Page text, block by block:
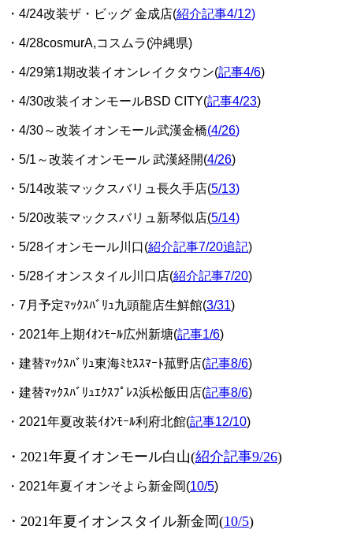
・4/24改装ザ・ビッグ 金成店(紹介記事4/12)
・4/28cosmurA,コスムラ(沖縄県)
・4/29第1期改装イオンレイクタウン(記事4/6)
・4/30改装イオンモールBSD CITY(記事4/23)
・4/30～改装イオンモール武漢金橋(4/26)
・5/1～改装イオンモール 武漢経開(4/26)
・5/14改装マックスバリュ長久手店(5/13)
・5/20改装マックスバリュ新琴似店(5/14)
・5/28イオンモール川口(紹介記事7/20追記)
・5/28イオンスタイル川口店(紹介記事7/20)
・7月予定ﾏｯｸｽﾊﾞﾘｭ九頭龍店生鮮館(3/31)
・2021年上期ｲｵﾝﾓｰﾙ広州新塘(記事1/6)
・建替ﾏｯｸｽﾊﾞﾘｭ東海ﾐｾｽｽﾏｰﾄ菰野店(記事8/6)
・建替ﾏｯｸｽﾊﾞﾘｭｴｸｽﾌﾟﾚｽ浜松飯田店(記事8/6)
・2021年夏改装ｲｵﾝﾓｰﾙ利府北館(記事12/10)
・2021年夏イオンモール白山(紹介記事9/26)
・2021年夏イオンそよら新金岡(10/5)
・2021年夏イオンスタイル新金岡(10/5)